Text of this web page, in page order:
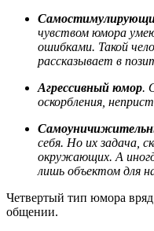
чувством юмора
ошибками. Такой
рассказывает в
Агрессивный юмор.
оскорбления,
себя. Но их задача,
окружающих. А
лишь объектом для
Четвертый тип юмора
общении.